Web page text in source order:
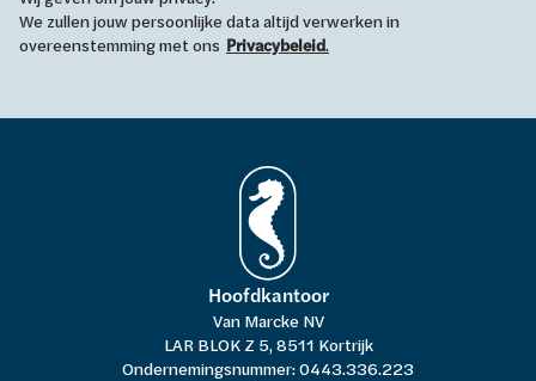
We zullen jouw persoonlijke data altijd verwerken in
overeenstemming met ons Privacybeleid.
Hoofdkantoor
Van Marcke NV
LAR BLOK Z 5, 8511 Kortrijk
Ondernemingsnummer: 0443.336.223